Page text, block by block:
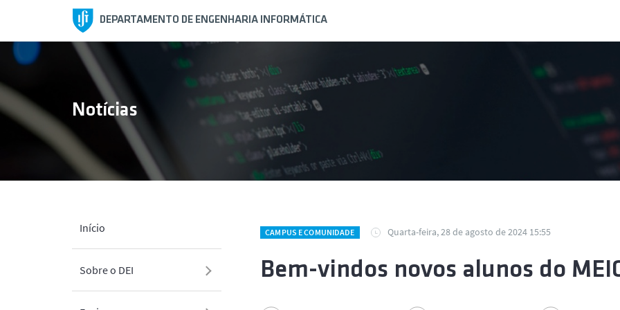
DEPARTAMENTO DE ENGENHARIA INFORMÁTICA
Início
Sobre o DEI
Notícias
CAMPUS E COMUNIDADE Quarta-feira, 28 de agosto de 2024 15:55
Bem-vindos novos alunos do